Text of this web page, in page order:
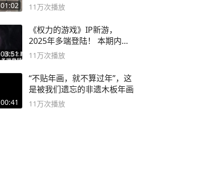
01:02 11万次播放
03:51
《权力的游戏》IP新游，
2025年多端登陆！ 本期内容
概要
11万次播放
00:41
“不贴年画，就不算过年”，这
是被我们遗忘的非遗木板年画
11万次播放